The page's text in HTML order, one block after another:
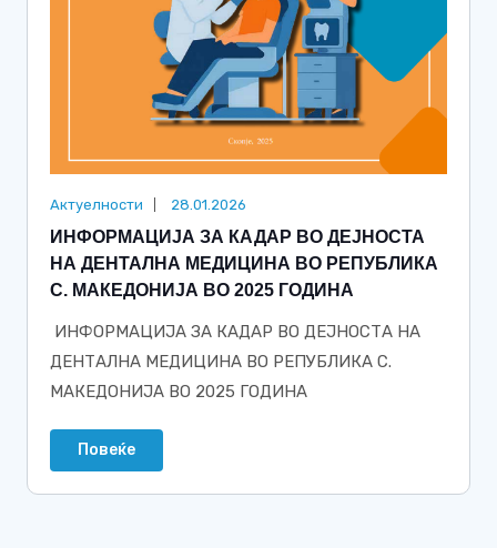
Актуелности 28.01.2026
ИНФОРМАЦИJА ЗА КАДАР ВО ДЕJНОСТА
НА ДЕНТАЛНА МЕДИЦИНА ВО РЕПУБЛИКА
С. МАКЕДОНИJА ВО 2025 ГОДИНА
ИНФОРМАЦИJА ЗА КАДАР ВО ДЕJНОСТА НА
ДЕНТАЛНА МЕДИЦИНА ВО РЕПУБЛИКА С.
МАКЕДОНИJА ВО 2025 ГОДИНА
Повеќе